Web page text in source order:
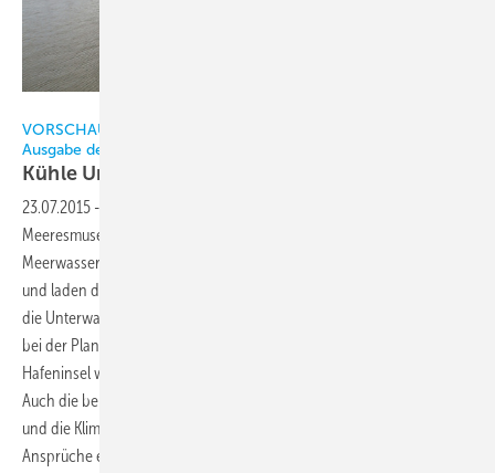
VORSCHAU: Das lesen Sie in der nächsten Print- und E-Paper-
Ausgabe der KK
Kühle Unterwasserwelten
23.07.2015 -
Meeresmuseum das Ozeaneum in Stralsund. Die riesigen
Meerwasseraquarien enthalten insgesamt vier Millionen Liter Wasser
und laden die Besucher zu einer europaweit einzigartigen Reise durch
die Unterwasserwelt der nördlichen Meere ein. Wesentlicher Aspekt
bei der Planung des Unterwassermuseums auf der Stralsunder
Hafeninsel war der umweltfreundliche Bau und Betrieb des Hauses.
Auch die benötigte Kältetechnik für die Wasserkühlung der Aquarien
und die Klimatisierung des Gebäudes sollten die ökologischen
Ansprücheerfüllen.